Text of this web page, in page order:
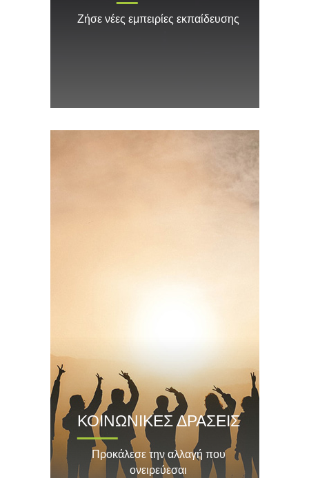
Ζήσε νέες εμπειρίες εκπαίδευσης
ΚΟΙΝΩΝΙΚΕΣ ΔΡΑΣΕΙΣ
Προκάλεσε την αλλαγή που
ονειρεύεσαι